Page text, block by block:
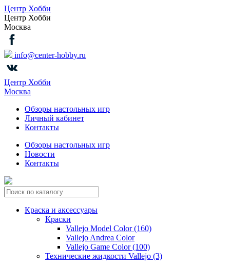
Центр Хобби
Центр Хобби
Москва
info@center-hobby.ru
Центр Хобби
Москва
Обзоры настольных игр
Личный кабинет
Контакты
Обзоры настольных игр
Новости
Контакты
Краска и аксессуары
Краски
Vallejo Model Color (160)
Vallejo Andrea Color
Vallejo Game Color (100)
Технические жидкости Vallejo (3)